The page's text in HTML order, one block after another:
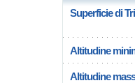
Superficie di
Altitudine
Altitudine